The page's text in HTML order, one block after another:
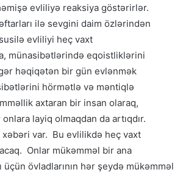
evliliyə reaksiya göstərirlər.
ilə sevgini daim özlərindən
evliliyi heç vaxt
münasibətlərində eqoistliklərini
həqiqətən bir gün evlənmək
hörmətlə və məntiqlə
axtaran bir insan olaraq,
layiq olmaqdan da artıqdır.
xəbəri var. Bu evlilikdə heç vaxt
Onlar mükəmməl bir ana
üçün övladlarının hər şeydə mükəmməl